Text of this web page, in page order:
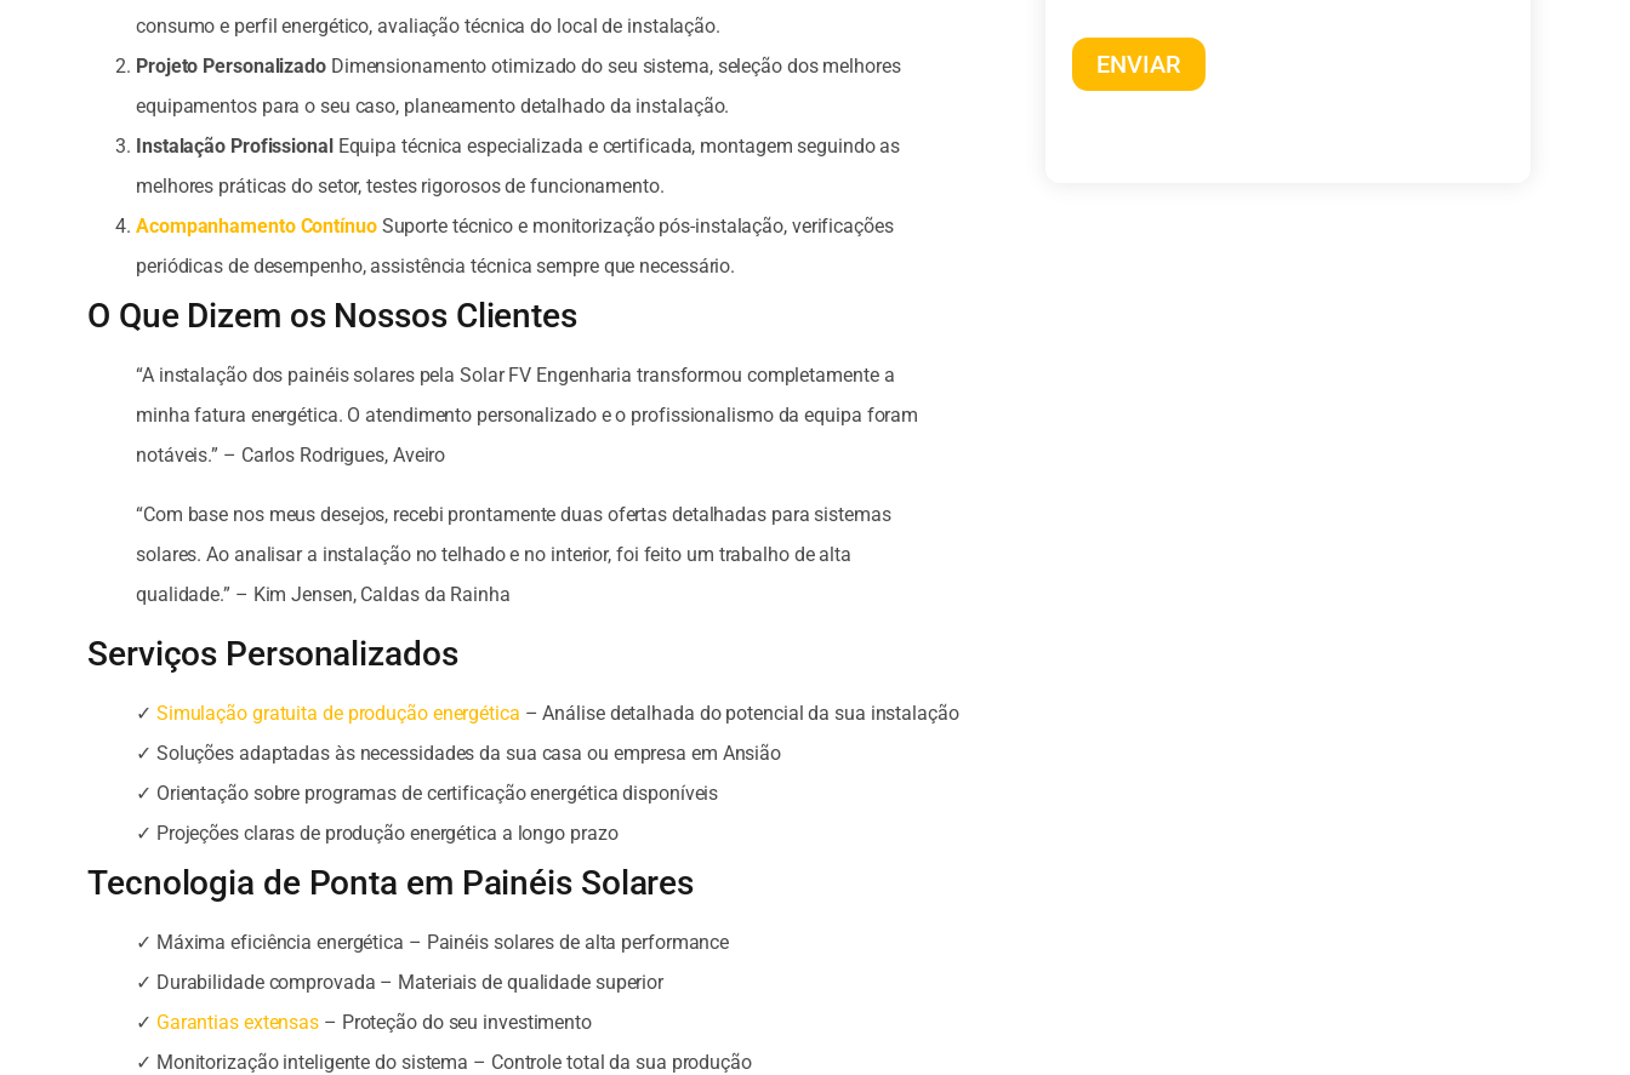
consumo e perfil energético, avaliação técnica do local de instalação.
Projeto PersonalizadoDimensionamento otimizado do seu sistema, seleção dos melhores
equipamentos para o seu caso, planeamento detalhado da instalação.
Instalação ProfissionalEquipa técnica especializada e certificada, montagem seguindo as
melhores práticas do setor, testes rigorosos de funcionamento.
Acompanhamento ContínuoSuporte técnico e monitorização pós-instalação, verificações
periódicas de desempenho, assistência técnica sempre que necessário.
O Que Dizem os Nossos Clientes
“A instalação dos painéis solares pela Solar FV Engenharia transformou completamente a
minha fatura energética. O atendimento personalizado e o profissionalismo da equipa foram
notáveis.” – Carlos Rodrigues, Aveiro
“Com base nos meus desejos, recebi prontamente duas ofertas detalhadas para sistemas
solares. Ao analisar a instalação no telhado e no interior, foi feito um trabalho de alta
qualidade.” – Kim Jensen, Caldas da Rainha
Serviços Personalizados
✓ Simulação gratuita de produção energética – Análise detalhada do potencial da sua instalação
✓ Soluções adaptadas às necessidades da sua casa ou empresa em Ansião
✓ Orientação sobre programas de certificação energética disponíveis
✓ Projeções claras de produção energética a longo prazo
Tecnologia de Ponta em Painéis Solares
✓ Máxima eficiência energética – Painéis solares de alta performance
✓ Durabilidade comprovada – Materiais de qualidade superior
✓ Garantias extensas – Proteção do seu investimento
✓ Monitorização inteligente do sistema – Controle total da sua produção
ENVIAR